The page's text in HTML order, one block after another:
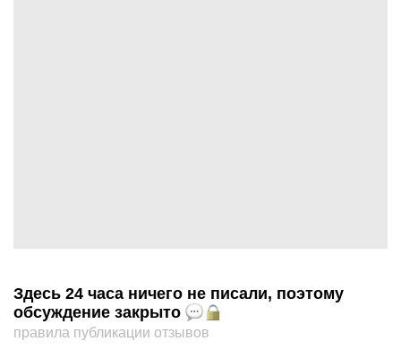
Здесь 24 часа ничего не писали, поэтому
обсуждение закрыто
правила публикации отзывов